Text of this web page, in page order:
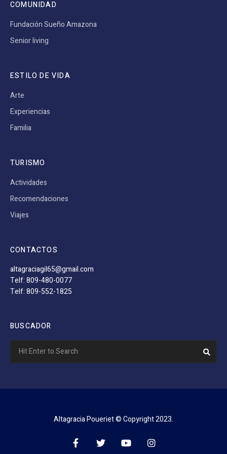
COMUNIDAD
Fundación Sueño Amazona
Senior living
ESTILO DE VIDA
Arte
Experiencias
Familia
TURISMO
Actividades
Recomendaciones
Viajes
CONTACTOS
altagraciagil65@gmail.com
Telf: 809-480-0077
Telf: 809-552-1825
BUSCADOR
for:
Altagracia Poueriet © Copyright 2023.